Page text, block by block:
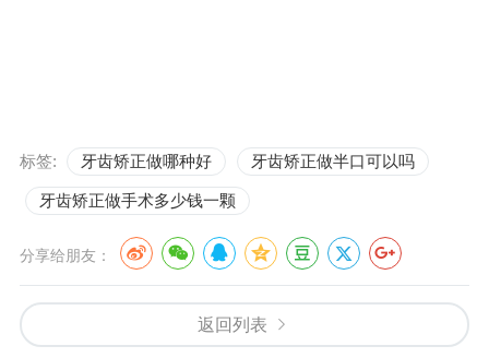
标签: 牙齿矫正做哪种好 牙齿矫正做半口可以吗
牙齿矫正做手术多少钱一颗
分享给朋友：
返回列表